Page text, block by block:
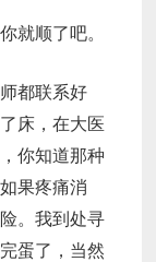
就顺了吧。
都联系好
床，在大医
你知道那种
果疼痛消
。我到处寻
蛋了，当然